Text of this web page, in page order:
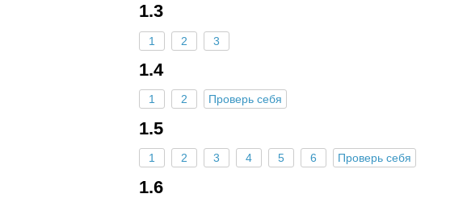
1.3
1 2 3
1.4
1 2 Проверь себя
1.5
1 2 3 4 5 6 Проверь себя
1.6